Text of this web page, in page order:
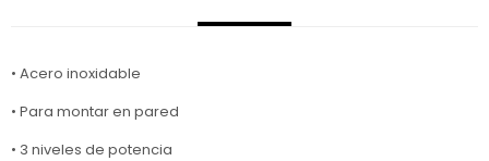
• Acero inoxidable
• Para montar en pared
• 3 niveles de potencia